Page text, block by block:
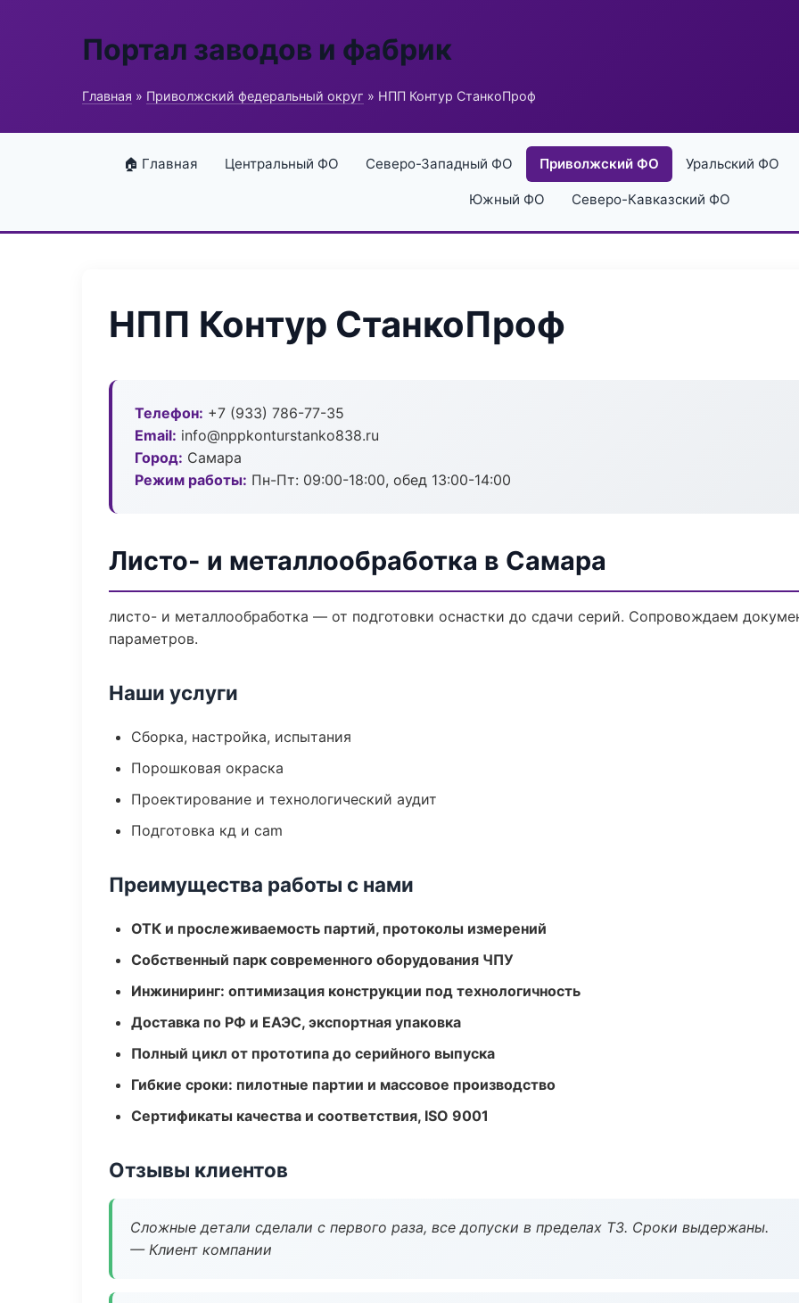
Портал заводов и фабрик
Главная » Приволжский федеральный округ » НПП Контур СтанкоПроф
🏠 Главная Центральный ФО Северо-Западный ФО Приволжский ФО Уральский ФО
Южный ФО Северо-Кавказский ФО
НПП Контур СтанкоПроф
Телефон: +7 (933) 786-77-35
Email: info@nppkonturstanko838.ru
Город: Самара
Режим работы: Пн-Пт: 09:00-18:00, обед 13:00-14:00
Листо- и металлообработка в Самара
листо- и металлообработка — от подготовки оснастки до сдачи серий. Сопровождаем
параметров.
Наши услуги
Сборка, настройка, испытания
Порошковая окраска
Проектирование и технологический аудит
Подготовка кд и cam
Преимущества работы с нами
ОТК и прослеживаемость партий, протоколы измерений
Собственный парк современного оборудования ЧПУ
Инжиниринг: оптимизация конструкции под технологичность
Доставка по РФ и ЕАЭС, экспортная упаковка
Полный цикл от прототипа до серийного выпуска
Гибкие сроки: пилотные партии и массовое производство
Сертификаты качества и соответствия, ISO 9001
Отзывы клиентов
Сложные детали сделали с первого раза, все допуски в пределах ТЗ. Сроки выдержаны.
— Клиент компании